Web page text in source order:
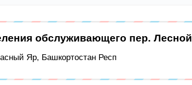
обслуживающего пер. Лесной
Яр, Башкортостан Респ